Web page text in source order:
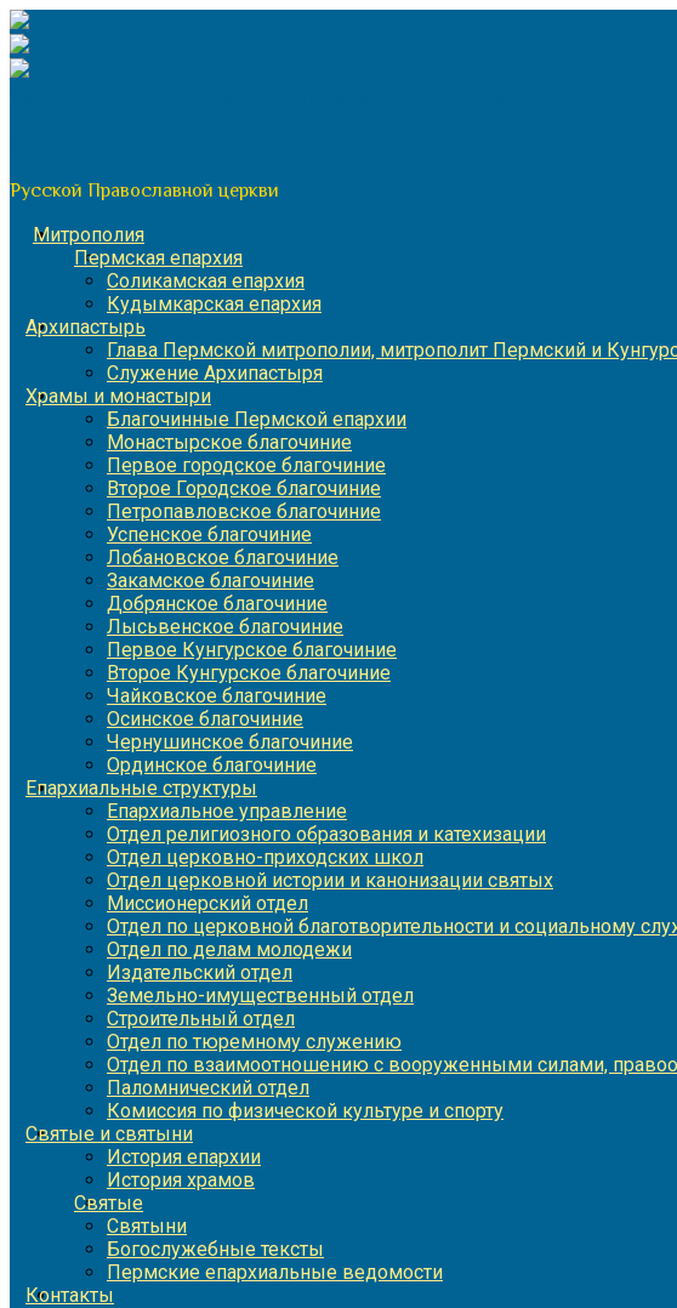
Перейти
к
содержимому
Русской Православной церкви
Митрополия
Пермская епархия
Соликамская епархия
Кудымкарская епархия
Архипастырь
Глава Пермской митрополии, митрополит Пермский и
Служение Архипастыря
Храмы и монастыри
Благочинные Пермской епархии
Монастырское благочиние
Первое городское благочиние
Второе Городское благочиние
Петропавловское благочиние
Успенское благочиние
Лобановское благочиние
Закамское благочиние
Добрянское благочиние
Лысьвенское благочиние
Первое Кунгурское благочиние
Второе Кунгурское благочиние
Чайковское благочиние
Осинское благочиние
Чернушинское благочиние
Ординское благочиние
Епархиальные структуры
Епархиальное управление
Отдел религиозного образования и катехизации
Отдел церковно-приходских школ
Отдел церковной истории и канонизации святых
Миссионерский отдел
Отдел по церковной благотворительности и социальному
Отдел по делам молодежи
Издательский отдел
Земельно-имущественный отдел
Строительный отдел
Отдел по тюремному служению
Отдел по взаимоотношению с вооруженными силами,
Паломнический отдел
Комиссия по физической культуре и спорту
Святые и святыни
История епархии
История храмов
Святые
Святыни
Богослужебные тексты
Пермские епархиальные ведомости
Контакты